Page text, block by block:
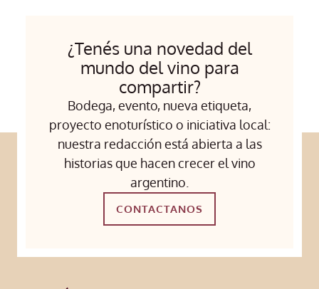
¿Tenés una novedad del
mundo del vino para
compartir?
Bodega, evento, nueva etiqueta,
proyecto enoturístico o iniciativa local:
nuestra redacción está abierta a las
historias que hacen crecer el vino
argentino.
CONTACTANOS